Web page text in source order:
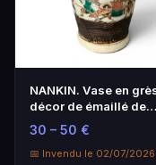
NANKIN. Vase en
décor de émaillé de
guerriers.
30 – 50 €
📅 Invendu le 02/07/2026